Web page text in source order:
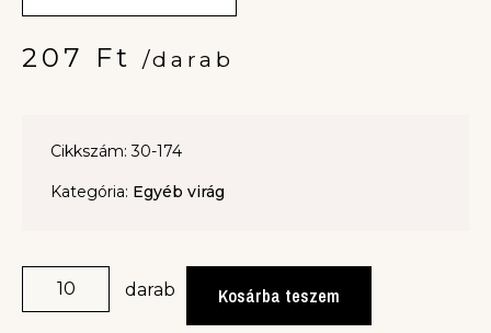
207 Ft /darab
Cikkszám: 30-174
Kategória: Egyéb virág
darab Kosárba teszem